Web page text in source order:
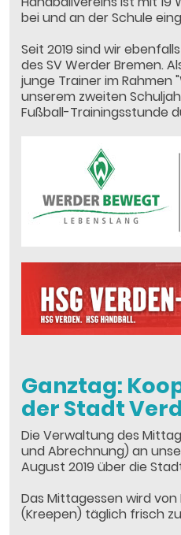
bei und an der Schule
Seit 2019 sind wir
des SV Werder Bremen.
junge Trainer im Rahmen
unserem zweiten
Fußball-Trainingsstunde
Ganztag:
der Stadt
Die Verwaltung des
und Abrechnung) an
August 2019 über die
Das Mittagessen wird
(Kreepen) täglich frisch